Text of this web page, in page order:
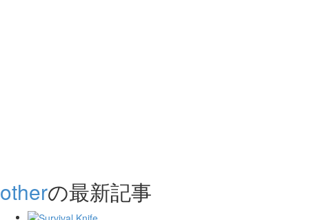
otherの最新記事